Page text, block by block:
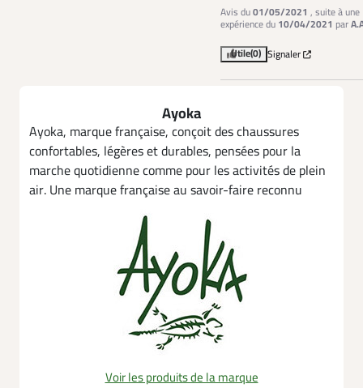
Avis du01/05/2021 , suite à une
expérience du 10/04/2021 par
Utile(0) Signaler
Ayoka
Ayoka, marque française, conçoit des chaussures
confortables, légères et durables, pensées pour la
marche quotidienne comme pour les activités de plein
air. Une marque française au savoir-faire reconnu
Voir les produits de la marque